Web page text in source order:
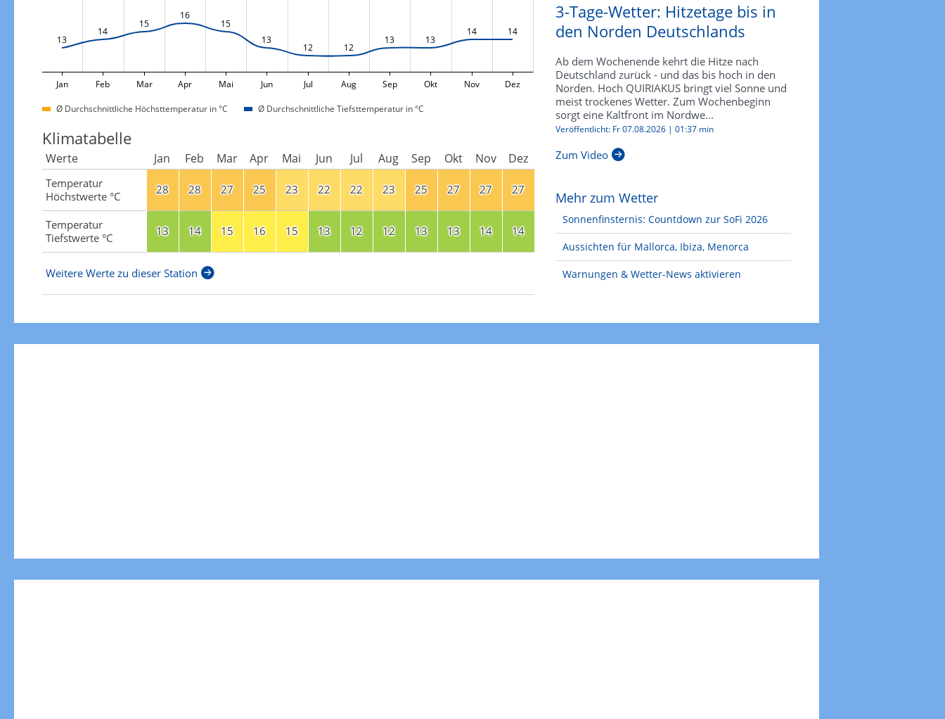
13
14
15
16
15
13
12 12
13 13
14 14
Jan Feb Mar Apr Mai Jun Jul Aug Sep Okt Nov Dez
Ø Durchschnittliche Höchsttemperatur in °C Ø Durchschnittliche Tiefsttemperatur in °C
Klimatabelle
Werte Jan Feb Mar Apr Mai Jun Jul Aug Sep Okt Nov Dez
Temperatur
Höchstwerte °C
28 28 27 25 23 22 22 23 25 27 27 27
Temperatur
Tiefstwerte °C
13 14 15 16 15 13 12 12 13 13 14 14
Weitere Werte zu dieser Station
3-Tage-Wetter: Hitzetage bis in
den Norden Deutschlands
Ab dem Wochenende kehrt die Hitze nach
Deutschland zurück - und das bis hoch in den
Norden. Hoch QUIRIAKUS bringt viel Sonne und
meist trockenes Wetter. Zum Wochenbeginn
sorgt eine Kaltfront im Nordwe...
Veröffentlicht: Fr 07.08.2026 | 01:37 min
Zum Video
Mehr zum Wetter
Sonnenfinsternis: Countdown zur SoFi 2026
Aussichten für Mallorca, Ibiza, Menorca
Warnungen & Wetter-News aktivieren